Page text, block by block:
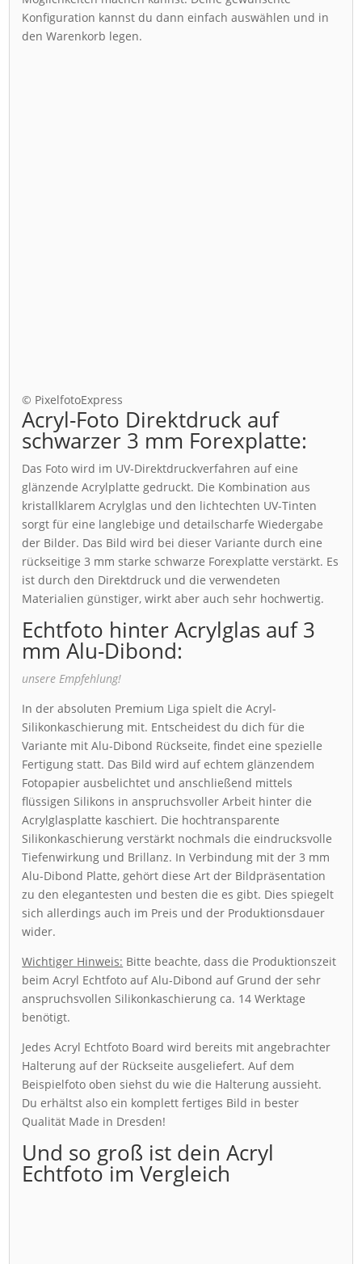
Konfiguration kannst du dann einfach auswählen und in
den Warenkorb legen.
© PixelfotoExpress
Acryl-Foto Direktdruck auf
schwarzer 3 mm Forexplatte:
Das Foto wird im UV-Direktdruckverfahren auf eine
glänzende Acrylplatte gedruckt. Die Kombination aus
kristallklarem Acrylglas und den lichtechten UV-Tinten
sorgt für eine langlebige und detailscharfe Wiedergabe
der Bilder. Das Bild wird bei dieser Variante durch eine
rückseitige 3 mm starke schwarze Forexplatte verstärkt. Es
ist durch den Direktdruck und die verwendeten
Materialien günstiger, wirkt aber auch sehr hochwertig.
Echtfoto hinter Acrylglas auf 3
mm Alu-Dibond:
unsere Empfehlung!
In der absoluten Premium Liga spielt die Acryl-
Silikonkaschierung mit. Entscheidest du dich für die
Variante mit Alu-Dibond Rückseite, findet eine spezielle
Fertigung statt. Das Bild wird auf echtem glänzendem
Fotopapier ausbelichtet und anschließend mittels
flüssigen Silikons in anspruchsvoller Arbeit hinter die
Acrylglasplatte kaschiert. Die hochtransparente
Silikonkaschierung verstärkt nochmals die eindrucksvolle
Tiefenwirkung und Brillanz. In Verbindung mit der 3 mm
Alu-Dibond Platte, gehört diese Art der Bildpräsentation
zu den elegantesten und besten die es gibt. Dies spiegelt
sich allerdings auch im Preis und der Produktionsdauer
wider.
Wichtiger Hinweis: Bitte beachte, dass die Produktionszeit
beim Acryl Echtfoto auf Alu-Dibond auf Grund der sehr
anspruchsvollen Silikonkaschierung ca. 14 Werktage
benötigt.
Jedes Acryl Echtfoto Board wird bereits mit angebrachter
Halterung auf der Rückseite ausgeliefert. Auf dem
Beispielfoto oben siehst du wie die Halterung aussieht.
Du erhältst also ein komplett fertiges Bild in bester
Qualität Made in Dresden!
Und so groß ist dein Acryl
Echtfoto im Vergleich